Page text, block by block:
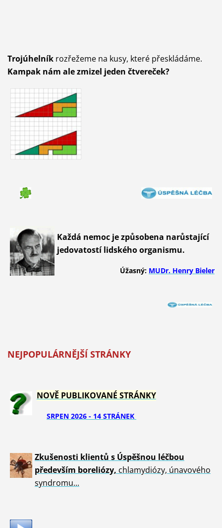
Trojúhelníkrozřežeme na kusy, které přeskládáme.
Kampak nám ale zmizel jeden čtvereček?
Každá nemoc je způsobena narůstající
jedovatostí lidského organismu.
Úžasný: MUDr. Henry Bieler
NEJPOPULÁRNĚJŠÍ STRÁNKY
NOVĚ PUBLIKOVANÉ STRÁNKY
SRPEN 2026 - 14 STRÁNEK
Zkušenosti klientů s Úspěšnou léčbou
především boreliózy, chlamydiózy, únavového
syndromu...